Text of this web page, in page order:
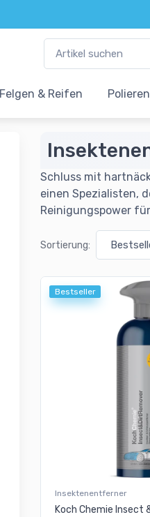
Felgen & Reifen Polieren
Schluss mit
einen Spezialisten,
Reinigungspower
Sortierung:
Bestseller
Insektenentferner
Koch Chemie Insect